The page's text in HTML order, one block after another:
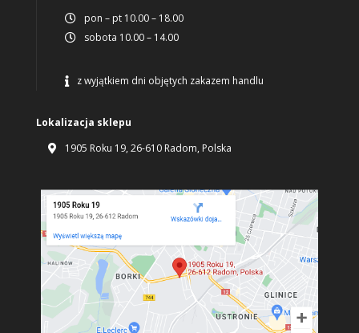
 pon – pt 10.00 – 18.00
 sobota 10.00 – 14.00
 z wyjątkiem dni objętych zakazem handlu
Lokalizacja sklepu
 1905 Roku 19, 26-610 Radom, Polska